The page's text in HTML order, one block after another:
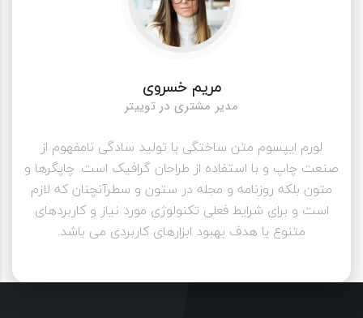
مریم خسروی
مدیر مشتری در توییتر
لورم ایپسوم متن ساختگی با تولید سادگی نامفهوم از
صنعت چاپ و با استفاده از طراحان گرافیک است. چاپگرها و
متون بلکه روزنامه و مجله در ستون و سطرآنچنان که لازم
است و برای شرایط فعلی تکنولوژی مورد نیاز و کاربردهای
متنوع با هدف بهبود ابزارهای کاربردی می باشد.